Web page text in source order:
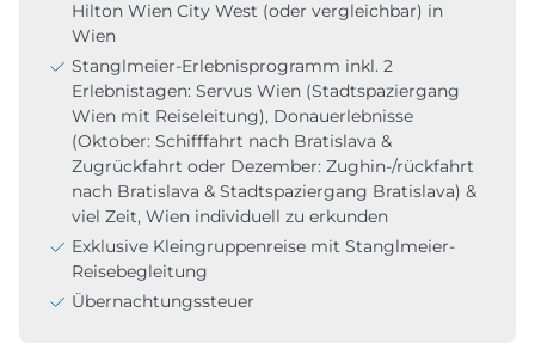
Hilton Wien City West (oder vergleichbar) in
Wien
Stanglmeier-Erlebnisprogramm inkl. 2
Erlebnistagen: Servus Wien (Stadtspaziergang
Wien mit Reiseleitung), Donauerlebnisse
(Oktober: Schifffahrt nach Bratislava &
Zugrückfahrt oder Dezember: Zughin-/rückfahrt
nach Bratislava & Stadtspaziergang Bratislava) &
viel Zeit, Wien individuell zu erkunden
Exklusive Kleingruppenreise mit Stanglmeier-
Reisebegleitung
Übernachtungssteuer